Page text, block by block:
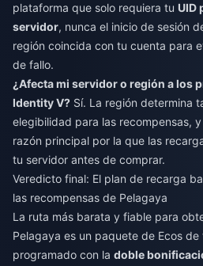
plataforma que solo requiera tu UID
servidor, nunca el inicio de sesión
región coincida con tu cuenta para
de fallo.
¿Afecta mi servidor o región a los
Identity V? Sí. La región determina
elegibilidad para las recompensas,
razón principal por la que las
tu servidor antes de comprar.
Veredicto final: El plan de recarga
las recompensas de Pelagaya
La ruta más barata y fiable para
Pelagaya es un paquete de Ecos
programado con la doble